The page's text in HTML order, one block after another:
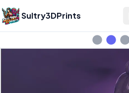
Sultry3DPrints